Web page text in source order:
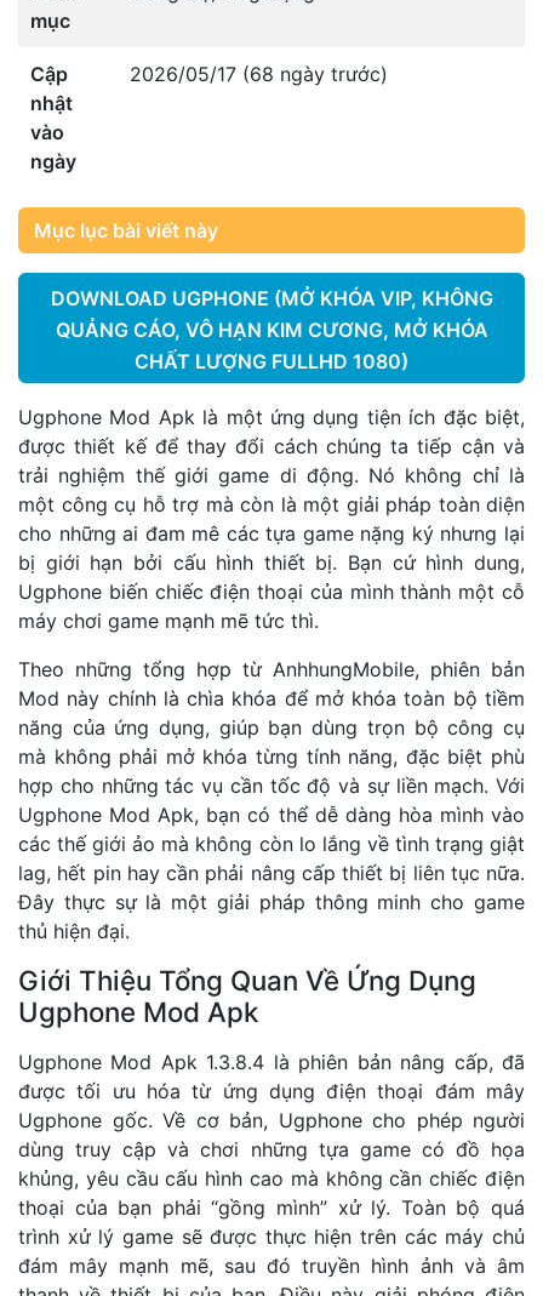
mục
Cập
nhật
vào
ngày
2026/05/17 (68 ngày trước)
Mục lục bài viết này
DOWNLOAD UGPHONE (MỞ KHÓA VIP, KHÔNG
QUẢNG CÁO, VÔ HẠN KIM CƯƠNG, MỞ KHÓA
CHẤT LƯỢNG FULLHD 1080)
Ugphone Mod Apk là một ứng dụng tiện ích đặc biệt,
được thiết kế để thay đổi cách chúng ta tiếp cận và
trải nghiệm thế giới game di động. Nó không chỉ là
một công cụ hỗ trợ mà còn là một giải pháp toàn diện
cho những ai đam mê các tựa game nặng ký nhưng lại
bị giới hạn bởi cấu hình thiết bị. Bạn cứ hình dung,
Ugphone biến chiếc điện thoại của mình thành một cỗ
máy chơi game mạnh mẽ tức thì.
Theo những tổng hợp từ AnhhungMobile, phiên bản
Mod này chính là chìa khóa để mở khóa toàn bộ tiềm
năng của ứng dụng, giúp bạn dùng trọn bộ công cụ
mà không phải mở khóa từng tính năng, đặc biệt phù
hợp cho những tác vụ cần tốc độ và sự liền mạch. Với
Ugphone Mod Apk, bạn có thể dễ dàng hòa mình vào
các thế giới ảo mà không còn lo lắng về tình trạng giật
lag, hết pin hay cần phải nâng cấp thiết bị liên tục nữa.
Đây thực sự là một giải pháp thông minh cho game
thủ hiện đại.
Giới Thiệu Tổng Quan Về Ứng Dụng
Ugphone Mod Apk
Ugphone Mod Apk 1.3.8.4 là phiên bản nâng cấp, đã
được tối ưu hóa từ ứng dụng điện thoại đám mây
Ugphone gốc. Về cơ bản, Ugphone cho phép người
dùng truy cập và chơi những tựa game có đồ họa
khủng, yêu cầu cấu hình cao mà không cần chiếc điện
thoại của bạn phải “gồng mình” xử lý. Toàn bộ quá
trình xử lý game sẽ được thực hiện trên các máy chủ
đám mây mạnh mẽ, sau đó truyền hình ảnh và âm